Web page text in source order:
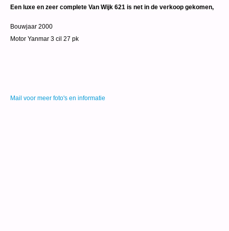
Een luxe en zeer complete Van Wijk 621 is net in de verkoop gekomen,
Bouwjaar 2000
Motor Yanmar 3 cil 27 pk
Mail voor meer foto's en informatie